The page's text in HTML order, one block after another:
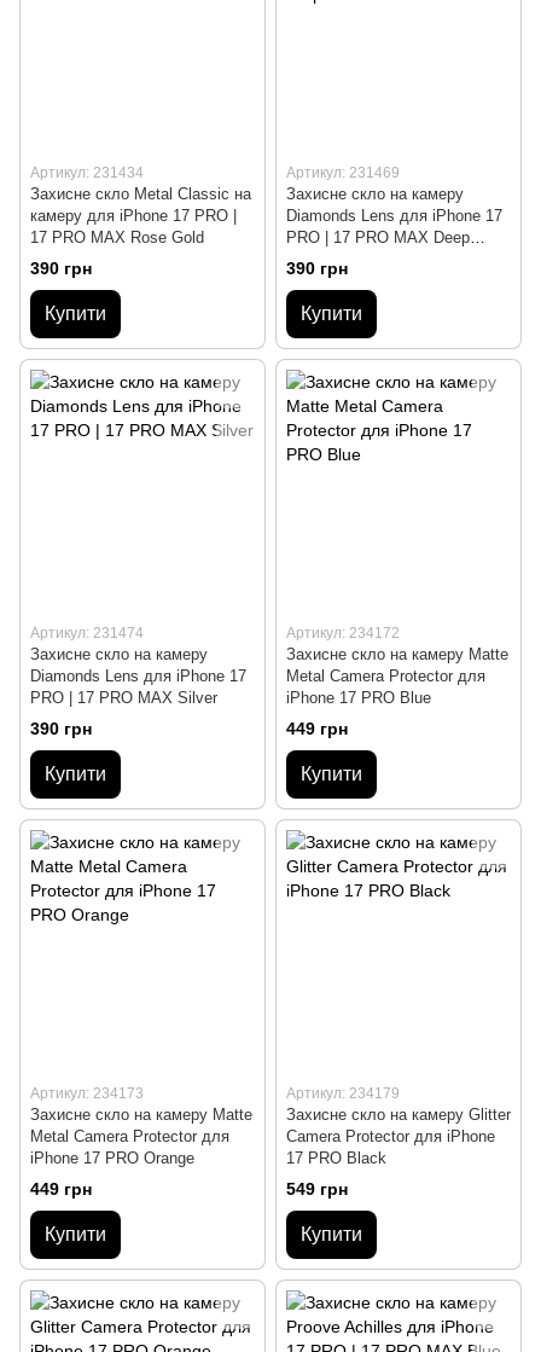
Артикул: 231434
Захисне скло Metal Classic на
камеру для iPhone 17 PRO |
17 PRO MAX Rose Gold
390 грн
Купити
Артикул: 231469
Захисне скло на камеру
Diamonds Lens для iPhone 17
PRO | 17 PRO MAX Deep
Purple
390 грн
Купити
Артикул: 231474
Захисне скло на камеру
Diamonds Lens для iPhone 17
PRO | 17 PRO MAX Silver
390 грн
Купити
Артикул: 234172
Захисне скло на камеру Matte
Metal Camera Protector для
iPhone 17 PRO Blue
449 грн
Купити
Артикул: 234173
Захисне скло на камеру Matte
Metal Camera Protector для
iPhone 17 PRO Orange
449 грн
Купити
Артикул: 234179
Захисне скло на камеру Glitter
Camera Protector для iPhone
17 PRO Black
549 грн
Купити